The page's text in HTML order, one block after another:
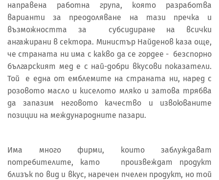
направена работна група, която разработва
варианти за преодоляване на тази пречка и
възможността за субсидиране на всички
ангажирани в сектора. Министър Найденов каза още,
че страната ни има с какво да се гордее - безспорно
българският мед е с най-добри вкусови показатели.
Той е една от емблемите на страната ни, наред с
розовото масло и киселото мляко и затова трябва
да запазим неговото качество и извоюваните
позиции на международните пазари.
Има много фирми, които заблуждават
потребителите, като произвеждат продукт
близък по вид и вкус, наречен пчелен продукт, но той